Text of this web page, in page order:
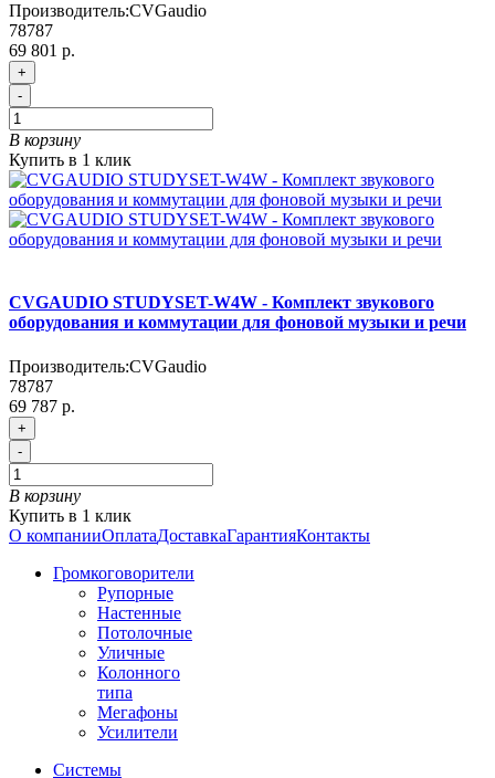
Производитель:CVGaudio
78787
69 801 р.
+
-
В корзину
Купить в 1 клик
CVGAUDIO STUDYSET-W4W - Комплект звукового
оборудования и коммутации для фоновой музыки и речи
Производитель:CVGaudio
78787
69 787 р.
+
-
В корзину
Купить в 1 клик
О компанииОплатаДоставкаГарантияКонтакты
Громкоговорители
Рупорные
Настенные
Потолочные
Уличные
Колонного
типа
Мегафоны
Усилители
Системы